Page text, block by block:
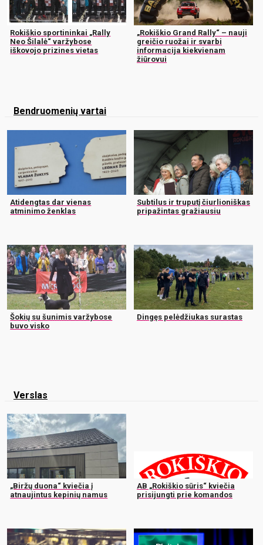
Rokiškio sportininkai „Rally
Neo Šilalė“ varžybose
iškovojo prizines vietas
„Rokiškio Grand Rally“ – nauji
greičio ruožai ir svarbi
informacija kiekvienam
žiūrovui
Bendruomenių vartai
Atidengtas dar vienas
atminimo ženklas
Subtilus ir truputį čiurlioniškas
pripažintas gražiausiu
Šokių su šunimis varžybose
buvo visko
Dingęs pelėdžiukas surastas
Verslas
„Biržų duona“ kviečia į
atnaujintus kepinių namus
AB „Rokiškio sūris“ kviečia
prisijungti prie komandos